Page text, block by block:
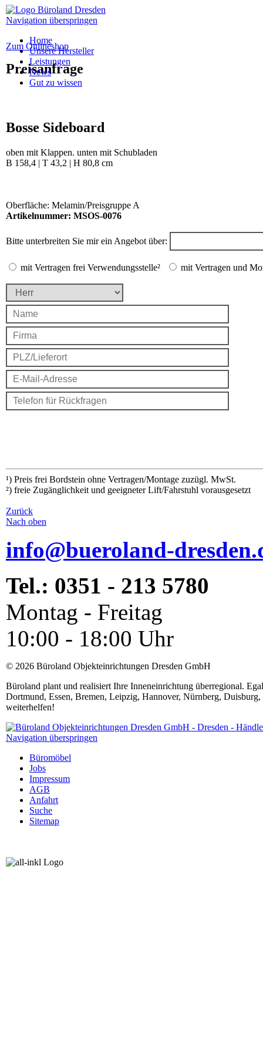
Navigation überspringen
Home
Unsere Hersteller
Leistungen
News
Gut zu wissen
Zum Onlineshop
Preisanfrage
Bosse Sideboard
oben mit Klappen. unten mit Schubladen
B 158,4 | T 43,2 | H 80,8 cm
Oberfläche: Melamin/Preisgruppe A
Artikelnummer: MSOS-0076
Bitte unterbreiten Sie mir ein Angebot über:
mit Vertragen frei Verwendungsstelle² mit Vertragen und
¹) Preis frei Bordstein ohne Vertragen/Montage zuzügl. MwSt.
²) freie Zugänglichkeit und geeigneter Lift/Fahrstuhl vorausgesetzt
Zurück
Nach oben
info@bueroland-
Tel.: 0351 - 213 5780
Montag - Freitag
10:00 - 18:00 Uhr
© 2026 Büroland Objekteinrichtungen Dresden GmbH
Büroland plant und realisiert Ihre Inneneinrichtung überregional.
Dortmund, Essen, Bremen, Leipzig, Hannover, Nürnberg,
weiterhelfen!
Navigation überspringen
Büromöbel
Jobs
Impressum
AGB
Anfahrt
Suche
Sitemap